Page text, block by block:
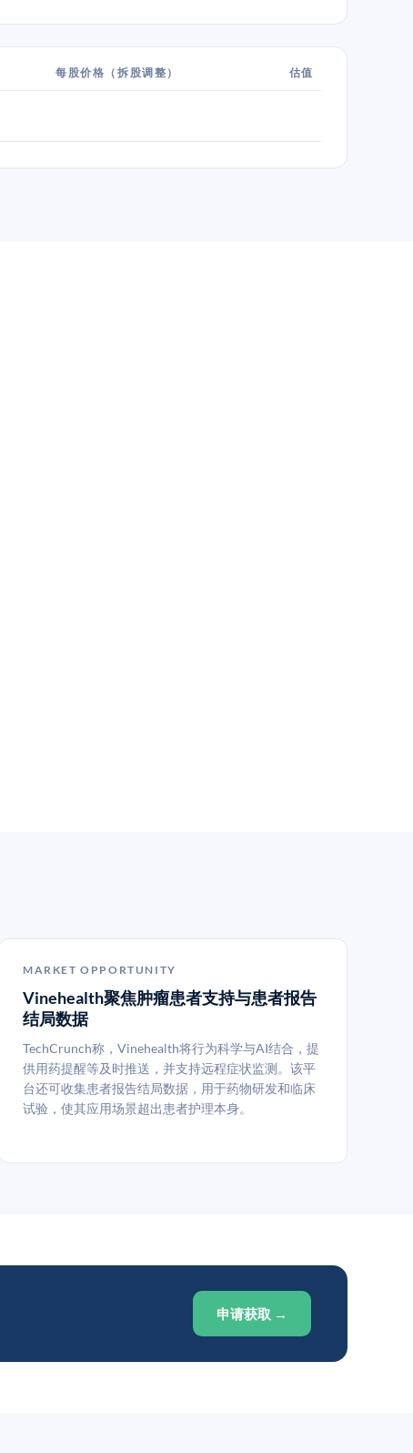
每股价格（拆股调整） 估值
MARKET OPPORTUNITY
Vinehealth聚焦肿瘤患者支持与患者报告
结局数据
TechCrunch称，Vinehealth将行为科学与AI结合，提
供用药提醒等及时推送，并支持远程症状监测。该平
台还可收集患者报告结局数据，用于药物研发和临床
试验，使其应用场景超出患者护理本身。
申请获取 →